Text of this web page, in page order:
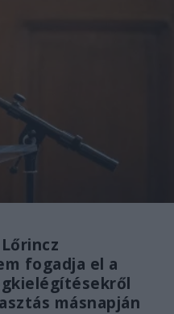
fogadja el a
másnapján